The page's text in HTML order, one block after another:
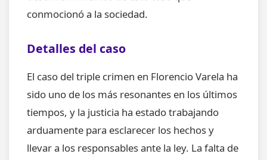
conmocionó a la sociedad.
Detalles del caso
El caso del triple crimen en Florencio Varela ha
sido uno de los más resonantes en los últimos
tiempos, y la justicia ha estado trabajando
arduamente para esclarecer los hechos y
llevar a los responsables ante la ley. La falta de